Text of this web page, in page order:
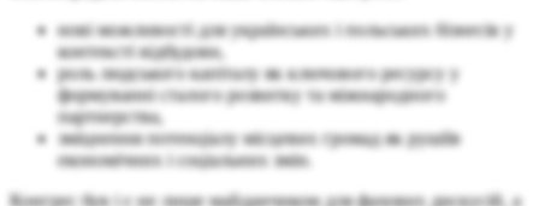
нові можливості для українських і польських бізнесів у
контексті відбудови,
роль людського капіталу як ключового ресурсу у
формуванні сталого розвитку та міжнародного
партнерства,
зміцнення потенціалу місцевих громад як рушіїв
економічних і соціальних змін.
Конгрес був і є не лише майданчиком для фахових дискусій, а